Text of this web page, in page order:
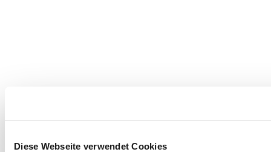
Diese Webseite verwendet Cookies